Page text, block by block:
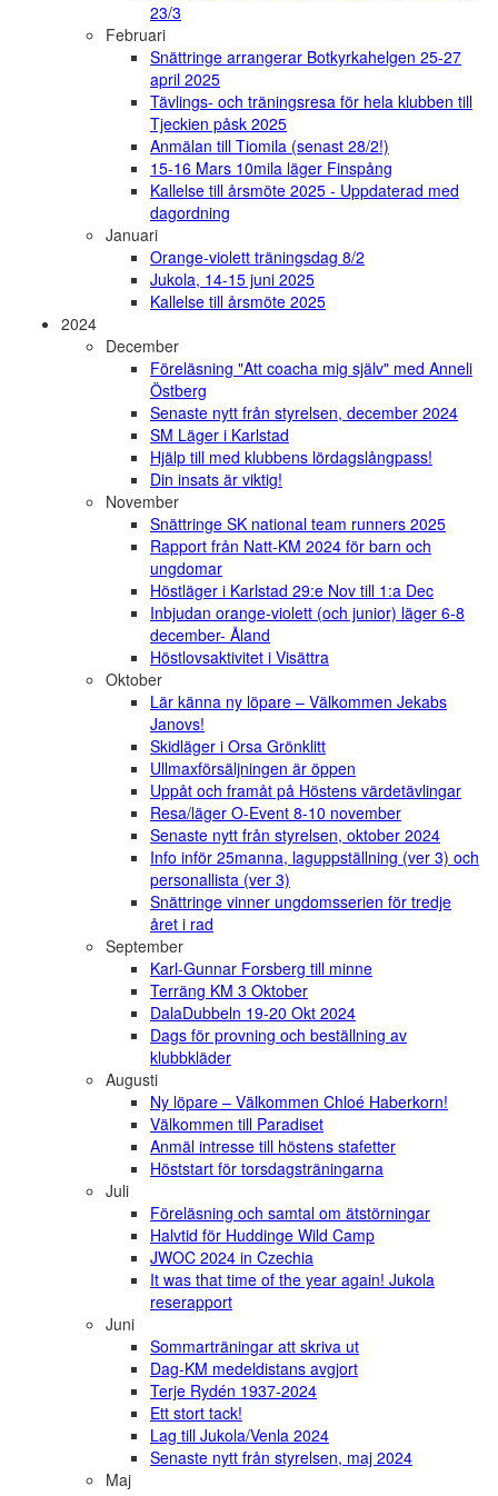
23/3
Februari
Snättringe arrangerar Botkyrkahelgen 25-27
april 2025
Tävlings- och träningsresa för hela klubben till
Tjeckien påsk 2025
Anmälan till Tiomila (senast 28/2!)
15-16 Mars 10mila läger Finspång
Kallelse till årsmöte 2025 - Uppdaterad med
dagordning
Januari
Orange-violett träningsdag 8/2
Jukola, 14-15 juni 2025
Kallelse till årsmöte 2025
2024
December
Föreläsning "Att coacha mig själv" med Anneli
Östberg
Senaste nytt från styrelsen, december 2024
SM Läger i Karlstad
Hjälp till med klubbens lördagslångpass!
Din insats är viktig!
November
Snättringe SK national team runners 2025
Rapport från Natt-KM 2024 för barn och
ungdomar
Höstläger i Karlstad 29:e Nov till 1:a Dec
Inbjudan orange-violett (och junior) läger 6-8
december- Åland
Höstlovsaktivitet i Visättra
Oktober
Lär känna ny löpare – Välkommen Jekabs
Janovs!
Skidläger i Orsa Grönklitt
Ullmaxförsäljningen är öppen
Uppåt och framåt på Höstens värdetävlingar
Resa/läger O-Event 8-10 november
Senaste nytt från styrelsen, oktober 2024
Info inför 25manna, laguppställning (ver 3) och
personallista (ver 3)
Snättringe vinner ungdomsserien för tredje
året i rad
September
Karl-Gunnar Forsberg till minne
Terräng KM 3 Oktober
DalaDubbeln 19-20 Okt 2024
Dags för provning och beställning av
klubbkläder
Augusti
Ny löpare – Välkommen Chloé Haberkorn!
Välkommen till Paradiset
Anmäl intresse till höstens stafetter
Höststart för torsdagsträningarna
Juli
Föreläsning och samtal om ätstörningar
Halvtid för Huddinge Wild Camp
JWOC 2024 in Czechia
It was that time of the year again! Jukola
reserapport
Juni
Sommarträningar att skriva ut
Dag-KM medeldistans avgjort
Terje Rydén 1937-2024
Ett stort tack!
Lag till Jukola/Venla 2024
Senaste nytt från styrelsen, maj 2024
Maj